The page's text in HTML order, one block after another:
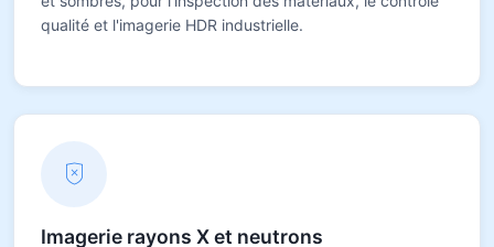
qualité et l'imagerie HDR industrielle.
Imagerie rayons X et neutrons